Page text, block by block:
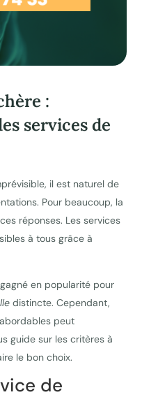
:
services de
il est naturel de
Pour beaucoup, la
réponses. Les services
à tous grâce à
en popularité pour
distincte. Cependant,
peut
guide sur les critères à
le bon choix.
de